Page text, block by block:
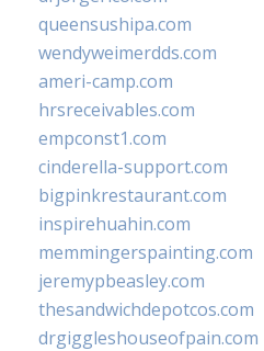
queensushipa.com
wendyweimerdds.com
ameri-camp.com
hrsreceivables.com
empconst1.com
cinderella-support.com
bigpinkrestaurant.com
inspirehuahin.com
memmingerspainting.com
jeremypbeasley.com
thesandwichdepotcos.com
drgiggleshouseofpain.com